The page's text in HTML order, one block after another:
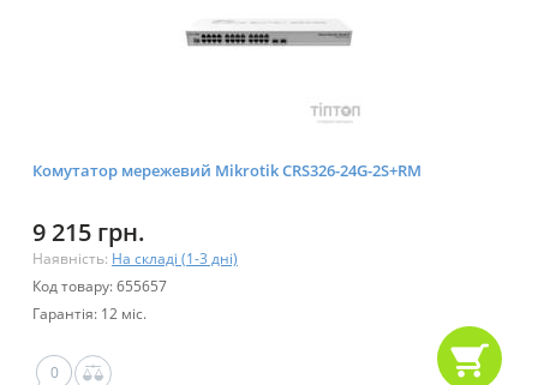
Комутатор мережевий Mikrotik CRS326-24G-2S+RM
9 215 грн.
Наявність: На складі (1-3 дні)
Код товару: 655657
Гарантія: 12 міс.
0